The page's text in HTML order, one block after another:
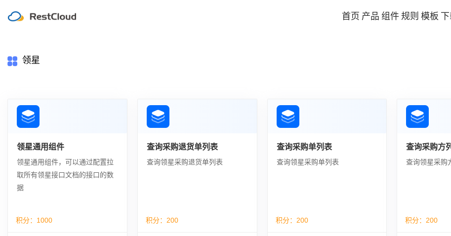
首页 产品 组件 规则 模板
领星
领星通用组件
领星通用组件，可以通过配置拉
取所有领星接口文档的接口的数
据
积分： 1000
查询采购退货单列表
查询领星采购退货单列表
积分： 200
查询采购单列表
查询领星采购单列表
积分： 200
查询采购方
查询领星采购
积分： 200